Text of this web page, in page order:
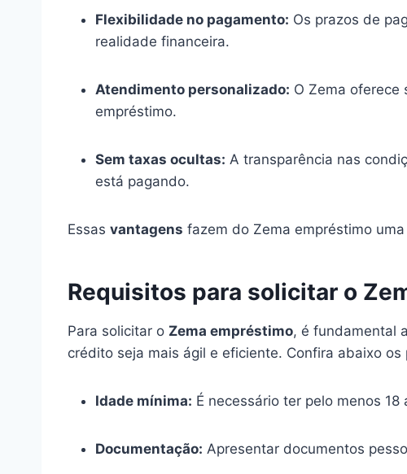
Flexibilidade no pagamento: Os prazos de
realidade financeira.
Atendimento personalizado: O Zema oferece
empréstimo.
Sem taxas ocultas: A transparência nas
está pagando.
Essas vantagens fazem do Zema empréstimo
Requisitos para solicitar o
Para solicitar o Zema empréstimo, é fundamental
crédito seja mais ágil e eficiente. Confira abaixo os
Idade mínima: É necessário ter pelo menos
Documentação: Apresentar documentos